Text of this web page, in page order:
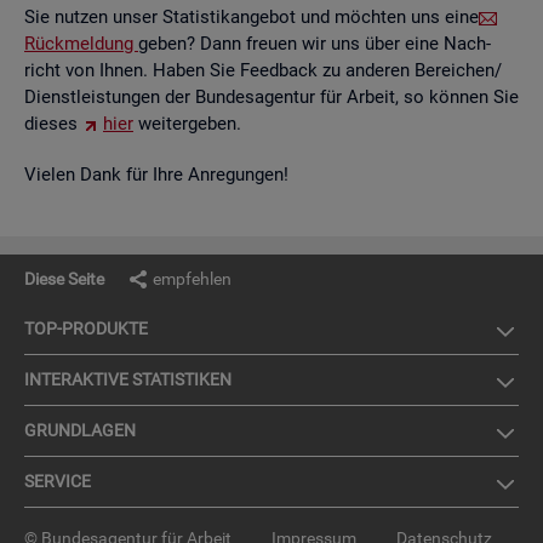
Sie nut­zen unser Sta­tis­tik­an­ge­bot und möch­ten uns eine
Rück­mel­dung geben? Dann freu­en wir uns über eine Nach­
richt von Ihnen. Haben Sie Feed­back zu an­de­ren Be­rei­chen/
Dienst­leis­tun­gen der Bun­des­agen­tur für Ar­beit, so kön­nen Sie
die­ses
hier wei­ter­ge­ben.
Vie­len Dank für Ihre An­re­gun­gen!
Diese Seite empfehlen
TOP-PRO­DUK­TE
IN­TER­AK­TI­VE STA­TIS­TI­KEN
GRUND­LA­GEN
SER­VICE
© Bundesagentur für Arbeit Impressum Datenschutz